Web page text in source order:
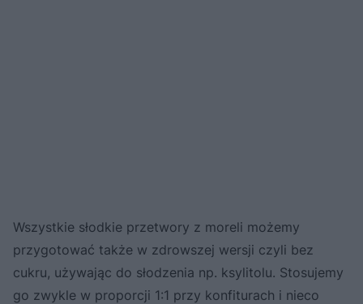
Wszystkie słodkie przetwory z moreli możemy
przygotować także w zdrowszej wersji czyli bez
cukru, używając do słodzenia np. ksylitolu. Stosujemy
go zwykle w proporcji 1:1 przy konfiturach i nieco